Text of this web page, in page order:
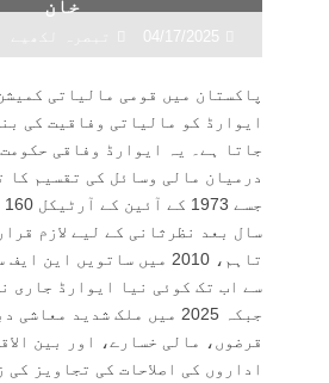
04/17/2025
پاکستان میں قومی مالیاتی
ایوارڈ کو مالیاتی وفاقیت کی
جاتا ہے۔ یہ ایوارڈ وفاقی
درمیان مالی وسائل کی تقسیم کا
سال بعد نظرثانی کے لیے لازم
تاہم، 2010 میں ساتویں
سے اب تک کوئی نیا ایوارڈ جاری
جبکہ 2025 میں ملک شدید
قرضوں، مالی خسارے، اور بین
اداروں کی اصلاحات کی تجاویز کی